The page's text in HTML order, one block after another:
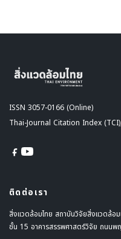
ISSN 3057-0166 (Online)
Thai-Journal Citation Index
ติดต่อเรา
สิ่งแวดล้อมไทย สถาบันวิจัยสิ่งแวดล้อ
ชั้น 15 อาคารสรรพศาสตร์วิจัย ถนนพ